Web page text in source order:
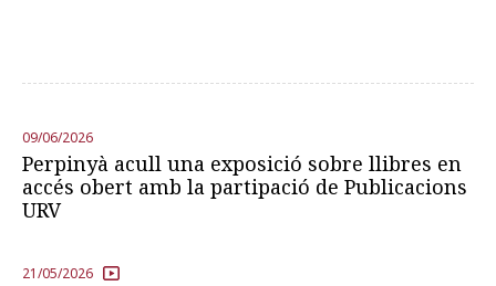
09/06/2026
Perpinyà acull una exposició sobre llibres en
accés obert amb la partipació de Publicacions
URV
21/05/2026